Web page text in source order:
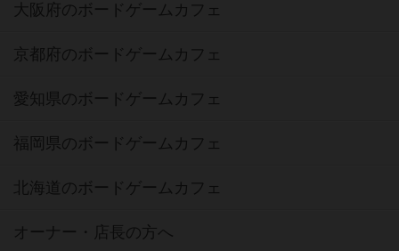
大阪府のボードゲームカフェ
京都府のボードゲームカフェ
愛知県のボードゲームカフェ
福岡県のボードゲームカフェ
北海道のボードゲームカフェ
オーナー・店長の方へ